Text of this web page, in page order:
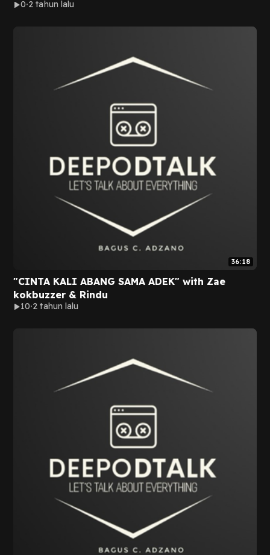
0 2 tahun lalu
36:18
"CINTA KALI ABANG SAMA ADEK" with Zae
kokbuzzer & Rindu
10 2 tahun lalu